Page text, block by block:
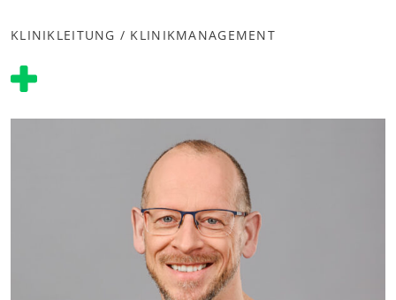
KLINIKLEITUNG / KLINIKMANAGEMENT